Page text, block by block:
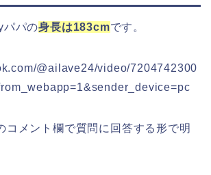
パパの身長は183cmです。
@ailave24/video/7204742300
コメント欄で質問に回答する形で明